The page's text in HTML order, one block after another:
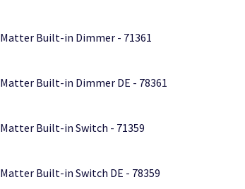
Matter Built-in Dimmer - 71361
Matter Built-in Dimmer DE - 78361
Matter Built-in Switch - 71359
Matter Built-in Switch DE - 78359